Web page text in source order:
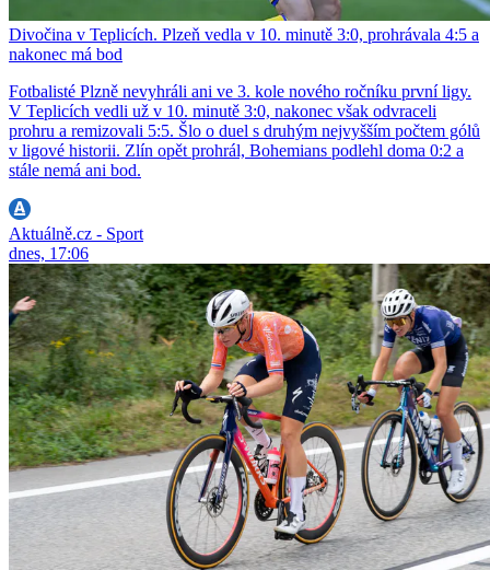
Divočina v Teplicích. Plzeň vedla v 10. minutě 3:0, prohrávala 4:5 a
nakonec má bod
Fotbalisté Plzně nevyhráli ani ve 3. kole nového ročníku první ligy.
V Teplicích vedli už v 10. minutě 3:0, nakonec však odvraceli
prohru a remizovali 5:5. Šlo o duel s druhým nejvyšším počtem gólů
v ligové historii. Zlín opět prohrál, Bohemians podlehl doma 0:2 a
stále nemá ani bod.
Aktuálně.cz - Sport
dnes, 17:06